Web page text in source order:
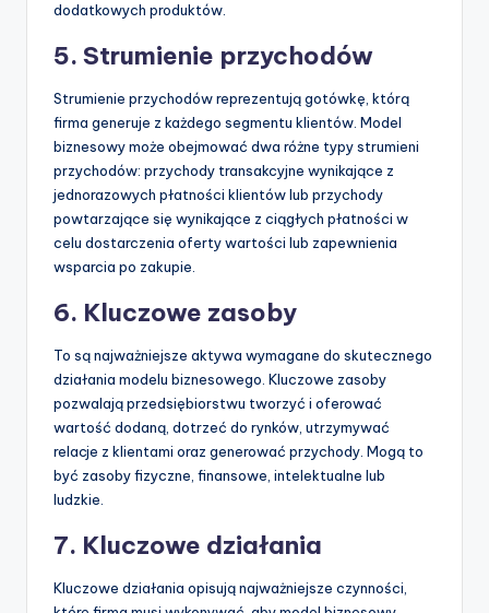
dodatkowych produktów.
5. Strumienie przychodów
Strumienie przychodów reprezentują gotówkę, którą
firma generuje z każdego segmentu klientów. Model
biznesowy może obejmować dwa różne typy strumieni
przychodów: przychody transakcyjne wynikające z
jednorazowych płatności klientów lub przychody
powtarzające się wynikające z ciągłych płatności w
celu dostarczenia oferty wartości lub zapewnienia
wsparcia po zakupie.
6. Kluczowe zasoby
To są najważniejsze aktywa wymagane do skutecznego
działania modelu biznesowego. Kluczowe zasoby
pozwalają przedsiębiorstwu tworzyć i oferować
wartość dodaną, dotrzeć do rynków, utrzymywać
relacje z klientami oraz generować przychody. Mogą to
być zasoby fizyczne, finansowe, intelektualne lub
ludzkie.
7. Kluczowe działania
Kluczowe działania opisują najważniejsze czynności,